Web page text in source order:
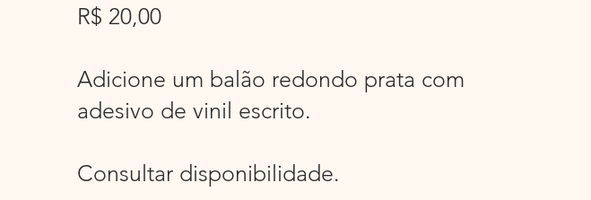
R$ 20,00
Adicione um balão redondo prata com
adesivo de vinil escrito.
Consultar disponibilidade.